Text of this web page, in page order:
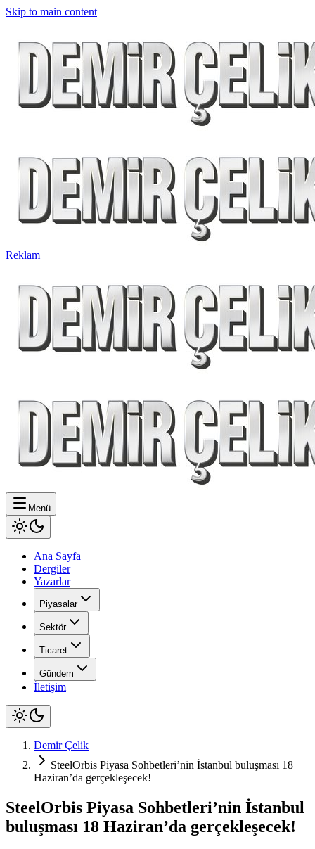
Skip to main content
Reklam
Menü
Ana Sayfa
Dergiler
Yazarlar
Piyasalar
Sektör
Ticaret
Gündem
İletişim
Demir Çelik
SteelOrbis Piyasa Sohbetleri’nin İstanbul buluşması 18
Haziran’da gerçekleşecek!
SteelOrbis Piyasa Sohbetleri’nin İstanbul
buluşması 18 Haziran’da gerçekleşecek!